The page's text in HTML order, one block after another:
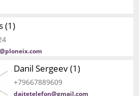
(1)
Danil Sergeev (1)
+79667889609
dajtetelefon@gmail.com